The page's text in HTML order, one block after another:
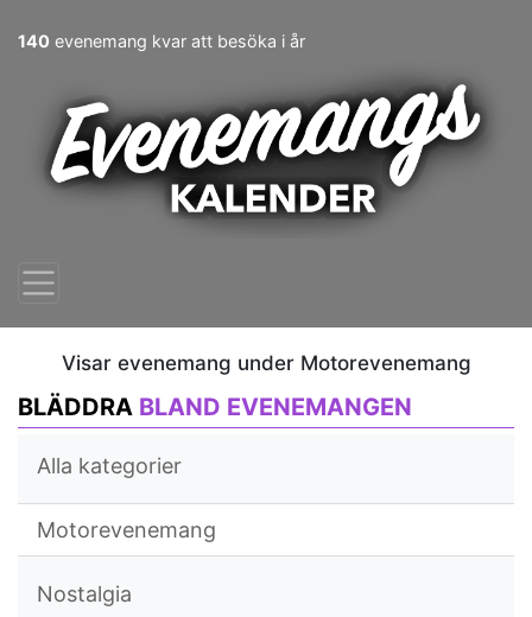
140 evenemang kvar att besöka i år
Visar evenemang under Motorevenemang
BLÄDDRA BLAND EVENEMANGEN
Alla kategorier
Motorevenemang
Nostalgia